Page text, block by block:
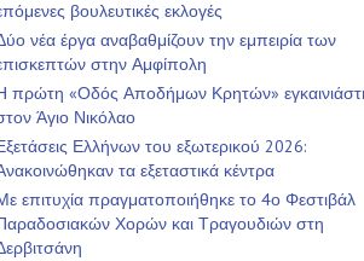
βουλευτικές εκλογές
νέα έργα αναβαθμίζουν την εμπειρία των
στην Αμφίπολη
πρώτη «Οδός Αποδήμων Κρητών»
Άγιο Νικόλαο
Ελλήνων του εξωτερικού 2026:
τα εξεταστικά κέντρα
επιτυχία πραγματοποιήθηκε το 4ο Φεστιβάλ
Χορών και Τραγουδιών στη